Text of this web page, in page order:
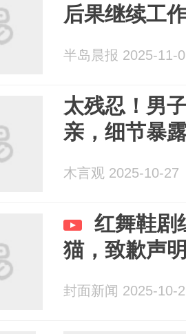
后果继续工
半岛晨报 2025-11-
太残忍！男
亲，细节暴
木言观 2025-10-27
红舞鞋剧
猫，致歉声
封面新闻 2025-10-